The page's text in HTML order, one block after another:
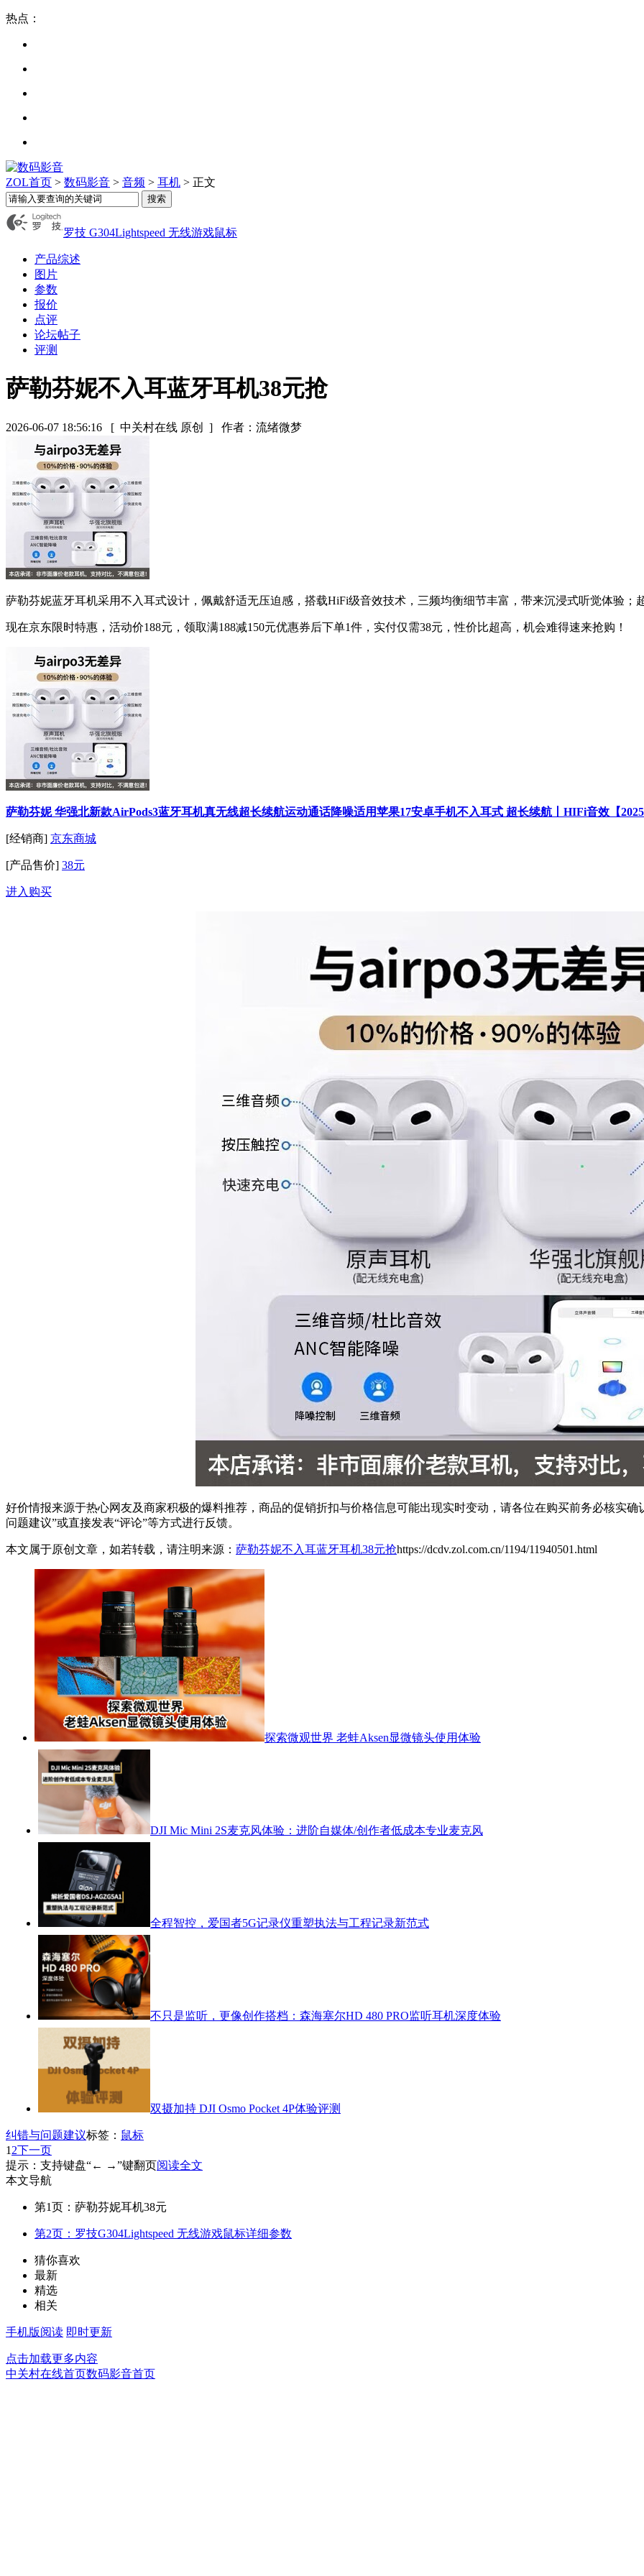
热点：
ZOL首页 > 数码影音 > 音频 > 耳机 > 正文
罗技 G304Lightspeed 无线游戏鼠标
产品综述
图片
参数
报价
点评
论坛帖子
评测
萨勒芬妮不入耳蓝牙耳机38元抢
2026-06-07 18:56:16 [ 中关村在线 原创 ] 作者：流绪微梦
萨勒芬妮蓝牙耳机采用不入耳式设计，佩戴舒适无压迫感，搭载HiFi级音效技术，三频均衡细节丰富，带来沉浸式听觉体验；
现在京东限时特惠，活动价188元，领取满188减150元优惠券后下单1件，实付仅需38元，性价比超高，机会难得速来抢购！
萨勒芬妮 华强北新款AirPods3蓝牙耳机真无线超长续航运动通话降噪适用苹果17安卓手机不入耳式 超长续航丨HIFi音效【
[经销商] 京东商城
[产品售价] 38元
进入购买
好价情报来源于热心网友及商家积极的爆料推荐，商品的促销折扣与价格信息可能出现实时变动，请各位在购买前务必核实
问题建议”或直接发表“评论”等方式进行反馈。
本文属于原创文章，如若转载，请注明来源： 萨勒芬妮不入耳蓝牙耳机38元抢https://dcdv.zol.com.cn/1194/11940501.html
探索微观世界 老蛙Aksen显微镜头使用体验
DJI Mic Mini 2S麦克风体验：进阶自媒体/创作者低成本专业麦克风
全程智控，爱国者5G记录仪重塑执法与工程记录新范式
不只是监听，更像创作搭档：森海塞尔HD 480 PRO监听耳机深度体验
双摄加持 DJI Osmo Pocket 4P体验评测
纠错与问题建议标签： 鼠标
1 2下一页
提示：支持键盘“← →”键翻页阅读全文
本文导航
第1页：萨勒芬妮耳机38元
第2页：罗技G304Lightspeed 无线游戏鼠标详细参数
猜你喜欢
最新
精选
相关
手机版阅读 即时更新
点击加载更多内容
中关村在线首页数码影音首页